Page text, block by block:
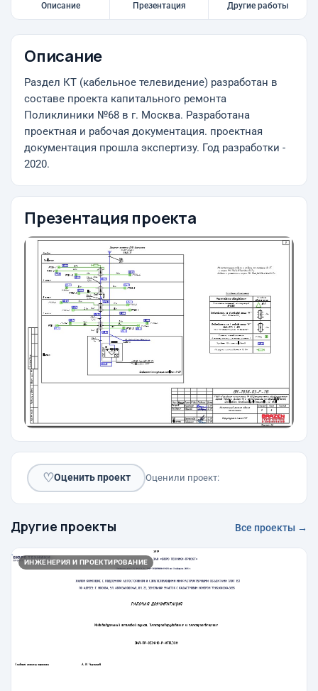
Описание Презентация Другие работы
Описание
Раздел КТ (кабельное телевидение) разработан в
составе проекта капитального ремонта
Поликлиники №68 в г. Москва. Разработана
проектная и рабочая документация. проектная
документация прошла экспертизу. Год разработки -
2020.
Презентация проекта
♡Оценить проект Оценили проект:
Другие проекты Все проекты →
ИНЖЕНЕРИЯ И ПРОЕКТИРОВАНИЕ